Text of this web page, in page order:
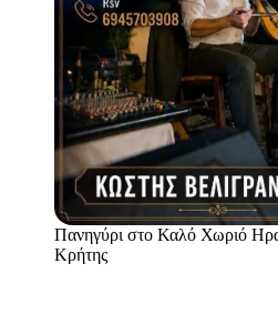
Πανηγύρι στο Καλό Χωριό
Κρήτης